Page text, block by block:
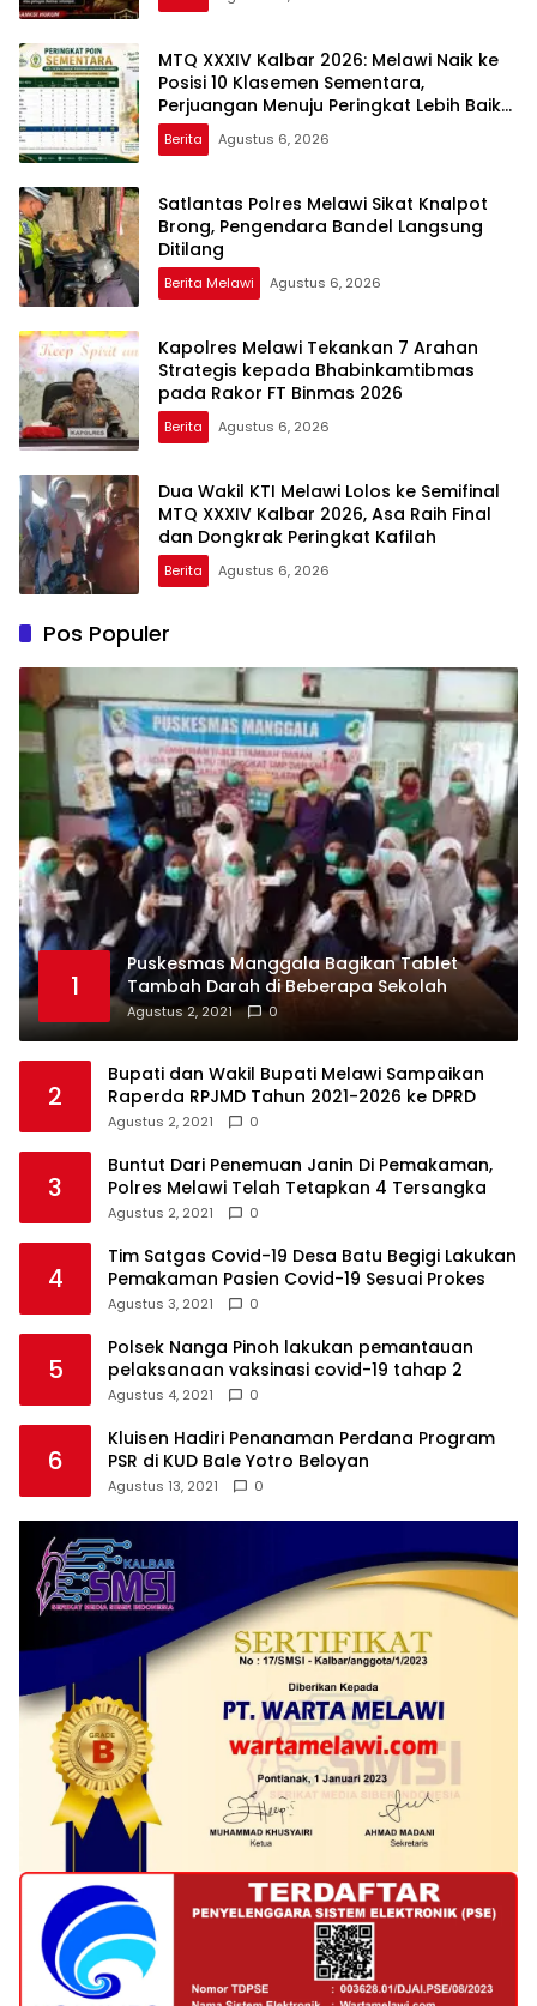
MTQ XXXIV Kalbar 2026: Melawi Naik ke
Posisi 10 Klasemen Sementara,
Perjuangan Menuju Peringkat Lebih Baik
Berlanjut
Berita Agustus 6, 2026
Satlantas Polres Melawi Sikat Knalpot
Brong, Pengendara Bandel Langsung
Ditilang
Berita Melawi Agustus 6, 2026
Kapolres Melawi Tekankan 7 Arahan
Strategis kepada Bhabinkamtibmas
pada Rakor FT Binmas 2026
Berita Agustus 6, 2026
Dua Wakil KTI Melawi Lolos ke Semifinal
MTQ XXXIV Kalbar 2026, Asa Raih Final
dan Dongkrak Peringkat Kafilah
Berita Agustus 6, 2026
Pos Populer
1
Puskesmas Manggala Bagikan Tablet
Tambah Darah di Beberapa Sekolah
Agustus 2, 2021 0
2
Bupati dan Wakil Bupati Melawi Sampaikan
Raperda RPJMD Tahun 2021-2026 ke DPRD
Agustus 2, 2021 0
3
Buntut Dari Penemuan Janin Di Pemakaman,
Polres Melawi Telah Tetapkan 4 Tersangka
Agustus 2, 2021 0
4
Tim Satgas Covid-19 Desa Batu Begigi Lakukan
Pemakaman Pasien Covid-19 Sesuai Prokes
Agustus 3, 2021 0
5
Polsek Nanga Pinoh lakukan pemantauan
pelaksanaan vaksinasi covid-19 tahap 2
Agustus 4, 2021 0
6
Kluisen Hadiri Penanaman Perdana Program
PSR di KUD Bale Yotro Beloyan
Agustus 13, 2021 0